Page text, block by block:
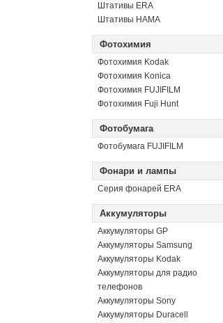
Штативы ERA
Штативы HAMA
Фотохимия
Фотохимия Kodak
Фотохимия Konica
Фотохимия FUJIFILM
Фотохимия Fuji Hunt
Фотобумага
Фотобумага FUJIFILM
Фонари и лампы
Серия фонарей ERA
Аккумуляторы
Аккумуляторы GP
Аккумуляторы Samsung
Аккумуляторы Kodak
Аккумуляторы для радио
телефонов
Аккумуляторы Sony
Аккумуляторы Duracell